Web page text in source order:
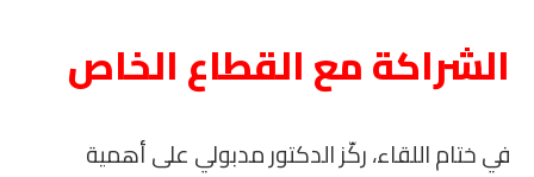
الشراكة مع القطاع الخاص
في ختام اللقاء، ركّز الدكتور مدبولي على أهمية